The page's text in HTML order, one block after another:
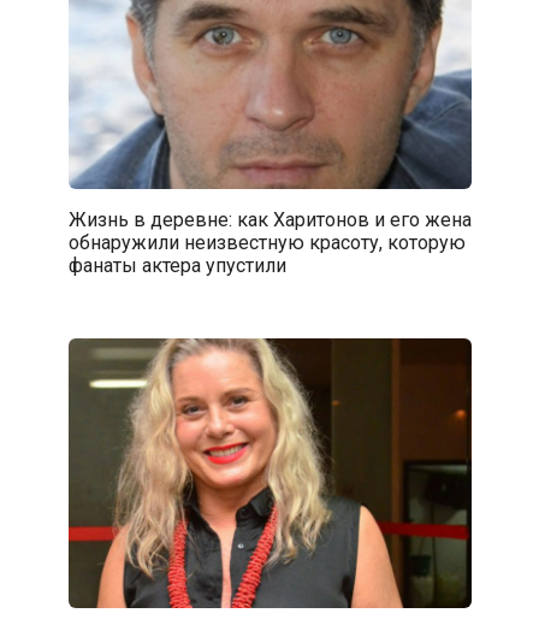
Жизнь в деревне: как Харитонов и его жена
обнаружили неизвестную красоту, которую
фанаты актера упустили